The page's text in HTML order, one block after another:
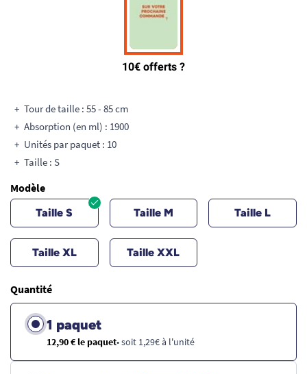
Tour de taille : 55 - 85 cm
Absorption (en ml) : 1900
Unités par paquet : 10
Taille : S
Modèle
Taille S Taille M Taille L
Taille XL Taille XXL
Quantité
1 paquet
12,90 € le paquet• soit 1,29€ à l'unité